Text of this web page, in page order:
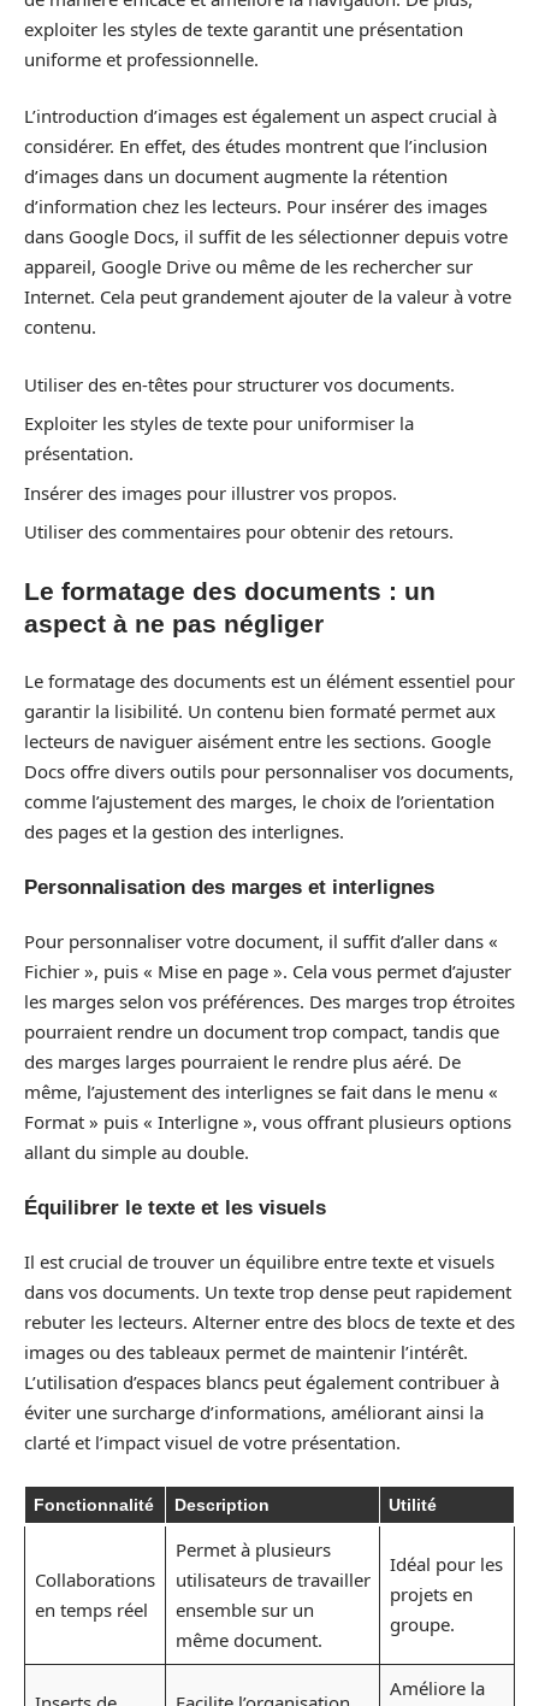
exploiter les styles de texte garantit une présentation
uniforme et professionnelle.
L’introduction d’images est également un aspect crucial à
considérer. En effet, des études montrent que l’inclusion
d’images dans un document augmente la rétention
d’information chez les lecteurs. Pour insérer des images
dans Google Docs, il suffit de les sélectionner depuis votre
appareil, Google Drive ou même de les rechercher sur
Internet. Cela peut grandement ajouter de la valeur à votre
contenu.
Utiliser des en-têtes pour structurer vos documents.
Exploiter les styles de texte pour uniformiser la
présentation.
Insérer des images pour illustrer vos propos.
Utiliser des commentaires pour obtenir des retours.
Le formatage des documents : un
aspect à ne pas négliger
Le formatage des documents est un élément essentiel pour
garantir la lisibilité. Un contenu bien formaté permet aux
lecteurs de naviguer aisément entre les sections. Google
Docs offre divers outils pour personnaliser vos documents,
comme l’ajustement des marges, le choix de l’orientation
des pages et la gestion des interlignes.
Personnalisation des marges et interlignes
Pour personnaliser votre document, il suffit d’aller dans «
Fichier », puis « Mise en page ». Cela vous permet d’ajuster
les marges selon vos préférences. Des marges trop étroites
pourraient rendre un document trop compact, tandis que
des marges larges pourraient le rendre plus aéré. De
même, l’ajustement des interlignes se fait dans le menu «
Format » puis « Interligne », vous offrant plusieurs options
allant du simple au double.
Équilibrer le texte et les visuels
Il est crucial de trouver un équilibre entre texte et visuels
dans vos documents. Un texte trop dense peut rapidement
rebuter les lecteurs. Alterner entre des blocs de texte et des
images ou des tableaux permet de maintenir l’intérêt.
L’utilisation d’espaces blancs peut également contribuer à
éviter une surcharge d’informations, améliorant ainsi la
clarté et l’impact visuel de votre présentation.
Fonctionnalité Description Utilité
Collaborations
en temps réel
Permet à plusieurs
utilisateurs de travailler
ensemble sur un
même document.
Idéal pour les
projets en
groupe.
Améliore la